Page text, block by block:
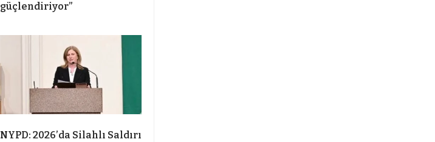
güçlendiriyor”
NYPD: 2026’da Silahlı Saldırı